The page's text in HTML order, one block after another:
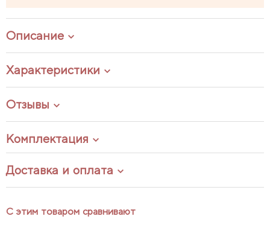
Описание
Характеристики
Отзывы
Комплектация
Доставка и оплата
С этим товаром сравнивают